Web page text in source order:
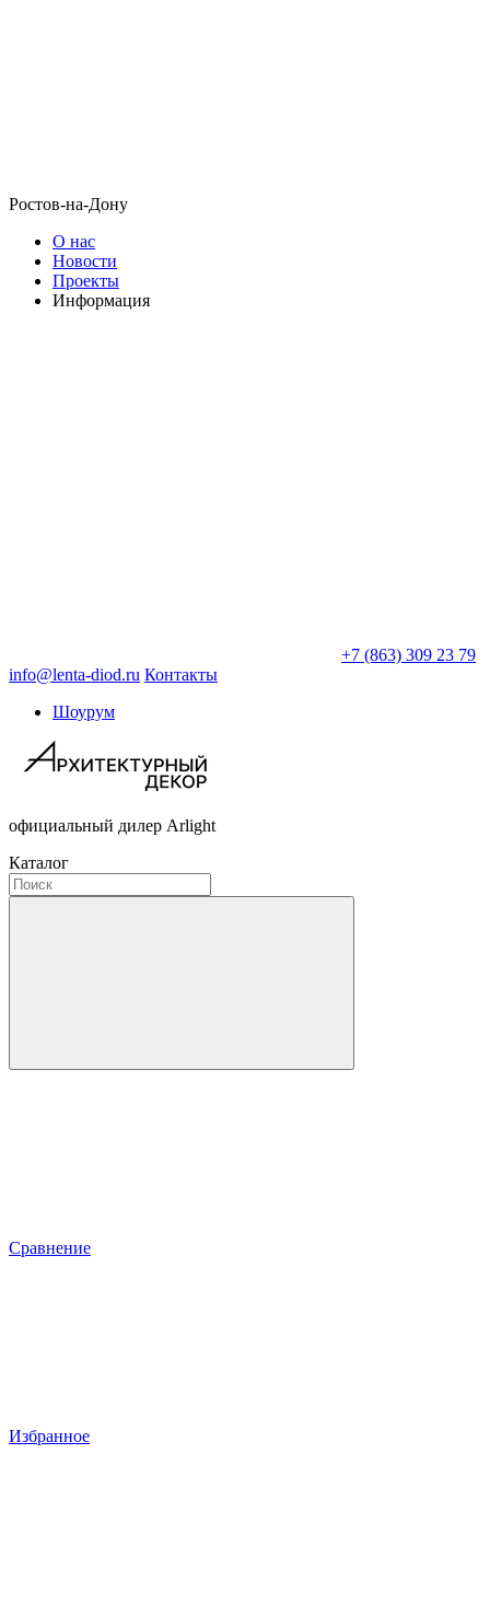
Ростов-на-Дону
О нас
Новости
Проекты
Информация
+7 (863) 309 23 79
info@lenta-diod.ru Контакты
Шоурум
официальный дилер Arlight
Каталог
Сравнение
Избранное